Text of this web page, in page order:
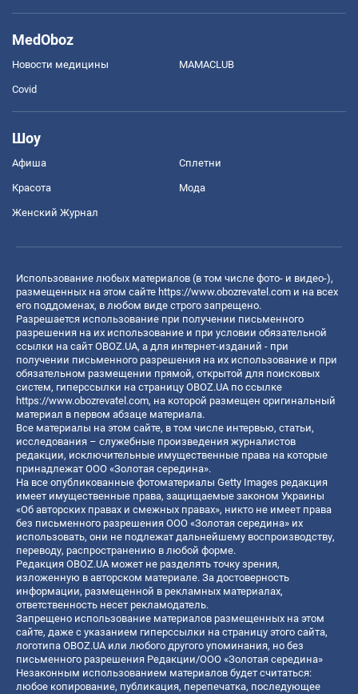
MedOboz
Новости медицины MAMACLUB
Covid
Шоу
Афиша Сплетни
Красота Мода
Женский Журнал
Использование любых материалов (в том числе фото- и видео-),
размещенных на этом сайте https://www.obozrevatel.com и на всех
его поддоменах, в любом виде строго запрещено.
Разрешается использование при получении письменного
разрешения на их использование и при условии обязательной
ссылки на сайт OBOZ.UA, а для интернет-изданий - при
получении письменного разрешения на их использование и при
обязательном размещении прямой, открытой для поисковых
систем, гиперссылки на страницу OBOZ.UA по ссылке
https://www.obozrevatel.com, на которой размещен оригинальный
материал в первом абзаце материала.
Все материалы на этом сайте, в том числе интервью, статьи,
исследования – служебные произведения журналистов
редакции, исключительные имущественные права на которые
принадлежат ООО «Золотая середина».
На все опубликованные фотоматериалы Getty Images редакция
имеет имущественные права, защищаемые законом Украины
«Об авторских правах и смежных правах», никто не имеет права
без письменного разрешения ООО «Золотая середина» их
использовать, они не подлежат дальнейшему воспроизводству,
переводу, распространению в любой форме.
Редакция OBOZ.UA может не разделять точку зрения,
изложенную в авторском материале. За достоверность
информации, размещенной в рекламных материалах,
ответственность несет рекламодатель.
Запрещено использование материалов размещенных на этом
сайте, даже с указанием гиперссылки на страницу этого сайта,
логотипа OBOZ.UA или любого другого упоминания, но без
письменного разрешения Редакции/ООО «Золотая середина»
Незаконным использованием материалов будет считаться:
любое копирование, публикация, перепечатка, последующее